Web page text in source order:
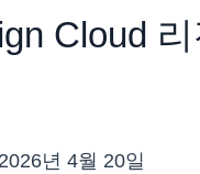
Cloud
2026년 4월 20일